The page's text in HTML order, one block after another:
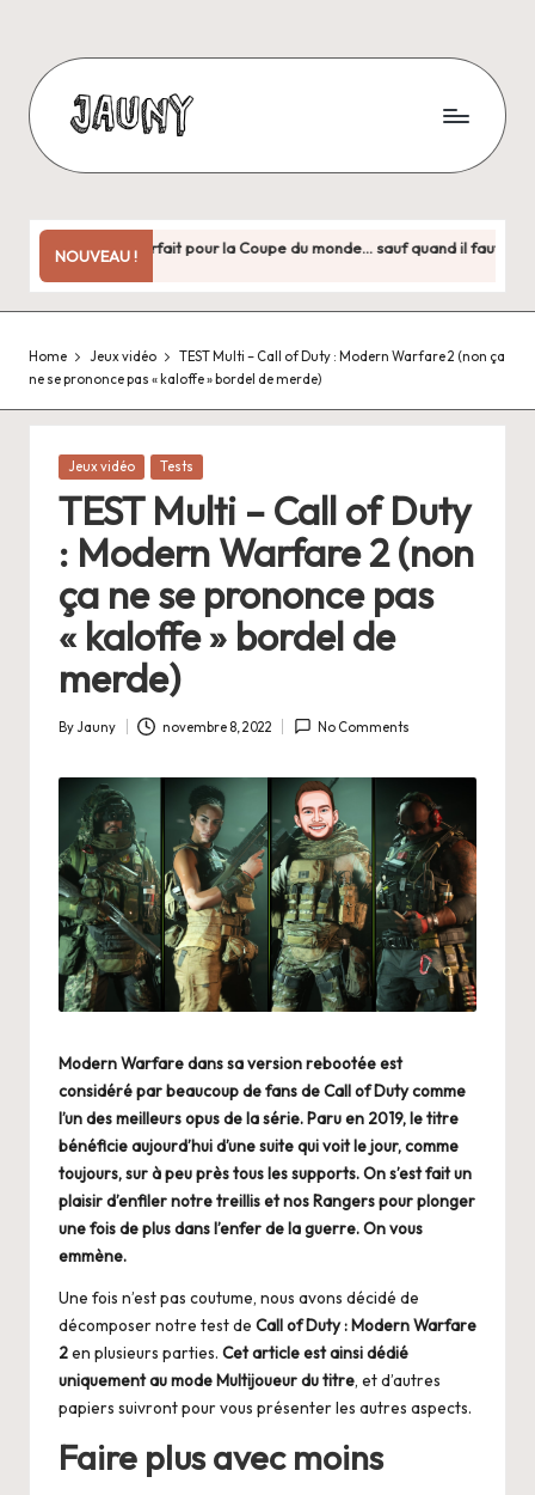
content
J
u
n
.
f
r
NOUVEAU !
: le jeu parfait pour la Coupe du monde… sauf quand il faut vraiment y
Home Jeux vidéo
TEST Multi – Call of Duty : Modern Warfare 2 (non ça
ne se prononce pas « kaloffe » bordel de merde)
Posted
Jeux vidéo Tests
TEST Multi – Call of Duty
: Modern Warfare 2 (non
ça ne se prononce pas
« kaloffe » bordel de
merde)
Posted
ByJauny novembre 8, 2022 No Comments
Modern Warfare dans sa version rebootéeest
considéré par beaucoup de fans de Call of Duty comme
l’un des meilleurs opus de la série. Paru en 2019, le titre
bénéficie aujourd’hui d’une suite qui voit le jour, comme
toujours, sur à peu près tous les supports. On s’est fait un
plaisir d’enfiler notre treillis et nos Rangers pour plonger
une fois de plus dans l’enfer de la guerre. On vous
emmène.
Une fois n’est pas coutume, nous avons décidé de
décomposer notre test de Call of Duty : Modern Warfare
2en plusieurs parties. Cet article est ainsi dédié
uniquement au mode Multijoueur du titre, et d’autres
papiers suivront pour vous présenter les autres aspects.
Faire plus avec moins